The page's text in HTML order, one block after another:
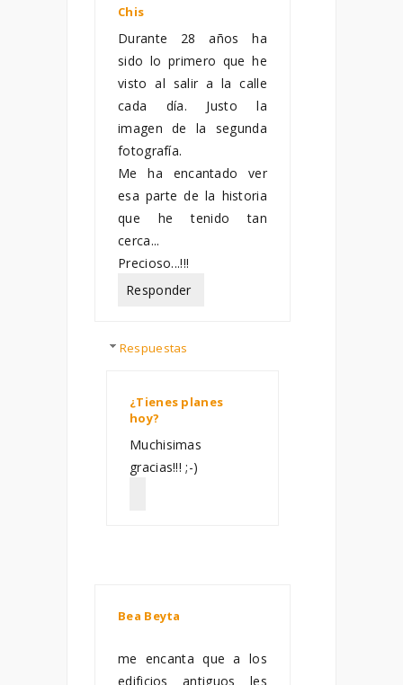
Chis
Durante 28 años ha
sido lo primero que he
visto al salir a la calle
cada día. Justo la
imagen de la segunda
fotografía.
Me ha encantado ver
esa parte de la historia
que he tenido tan
cerca...
Precioso...!!!
Responder
Respuestas
¿Tienes planes
hoy?
Muchisimas
gracias!!! ;-)
Bea Beyta
me encanta que a los
edificios antiguos les